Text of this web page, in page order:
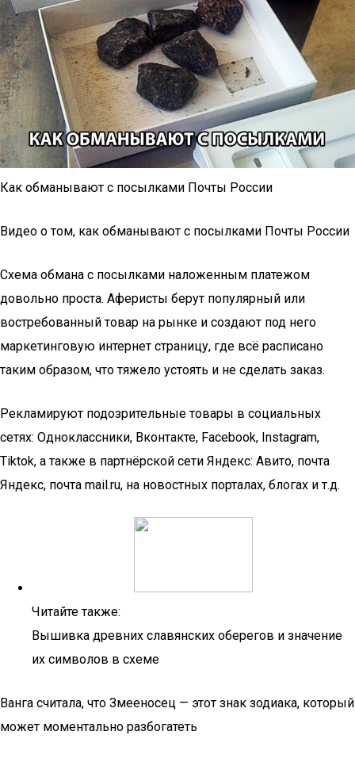
Как обманывают с посылками Почты России
Видео о том, как обманывают с посылками Почты России
Схема обмана с посылками наложенным платежом
довольно проста. Аферисты берут популярный или
востребованный товар на рынке и создают под него
маркетинговую интернет страницу, где всё расписано
таким образом, что тяжело устоять и не сделать заказ.
Рекламируют подозрительные товары в социальных
сетях: Одноклассники, Вконтакте, Facebook, Instagram,
Tiktok, а также в партнёрской сети Яндекс: Авито, почта
Яндекс, почта mail.ru, на новостных порталах, блогах и т.д.
Читайте также:
Вышивка древних славянских оберегов и значение
их символов в схеме
Ванга считала, что Змееносец — этот знак зодиака, который
может моментально разбогатеть